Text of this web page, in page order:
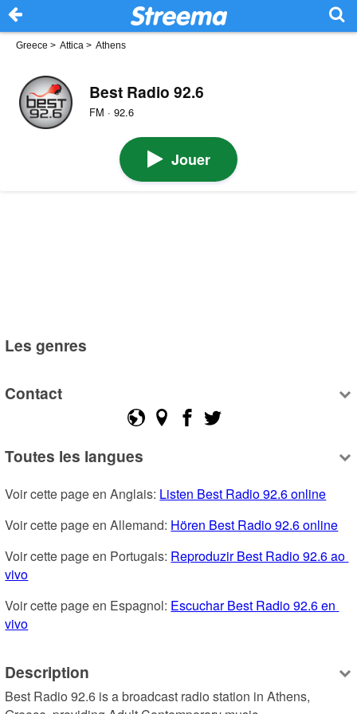
Greece > Attica > Athens
Best Radio 92.6
FM · 92.6
Jouer
Les genres
Contact
Toutes les langues
Voir cette page en Anglais: Listen Best Radio 92.6 online
Voir cette page en Allemand: Hören Best Radio 92.6 online
Voir cette page en Portugais: Reproduzir Best Radio 92.6 ao
vivo
Voir cette page en Espagnol: Escuchar Best Radio 92.6 en
vivo
Description
Best Radio 92.6 is a broadcast radio station in Athens,